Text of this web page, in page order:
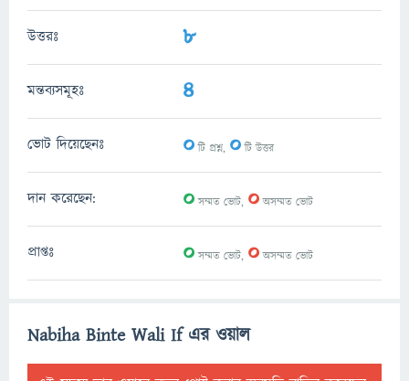
উত্তরঃ 8
মন্তব্যসমূহঃ 4
ভোট দিয়েছেনঃ 0টি প্রশ্ন, 0টি উত্তর
দান করেছেন: 0সম্মত ভোট, 0অসম্মত ভোট
প্রাপ্তঃ 0সম্মত ভোট, 0অসম্মত ভোট
Nabiha Binte Wali If এর ওয়াল